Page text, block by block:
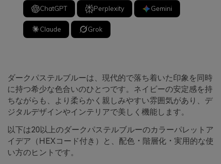
ChatGPT Perplexity Gemini
Claude Grok
ダークパステルブルーは、現代的で落ち着いた印象を同時
に持つ希少な色合いのひとつです。ネイビーの安定感を持
ちながらも、より柔らかく親しみやすい雰囲気があり、デ
ジタルデザインやインテリアで美しく機能します。
以下は20以上のダークパステルブルーのカラーパレットア
イデア（HEXコード付き）と、配色・階層化・実用的な使
い方のヒントです。